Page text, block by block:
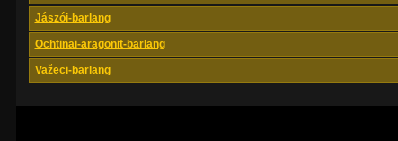
Jászói-barlang
Ochtinai-aragonit-barlang
Važeci-barlang